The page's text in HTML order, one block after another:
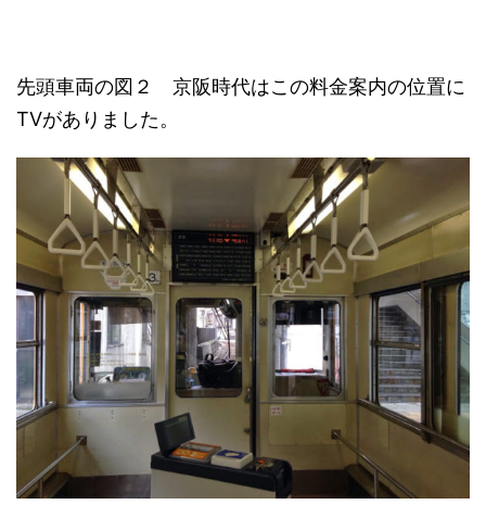
先頭車両の図２ 京阪時代はこの料金案内の位置に
TVがありました。